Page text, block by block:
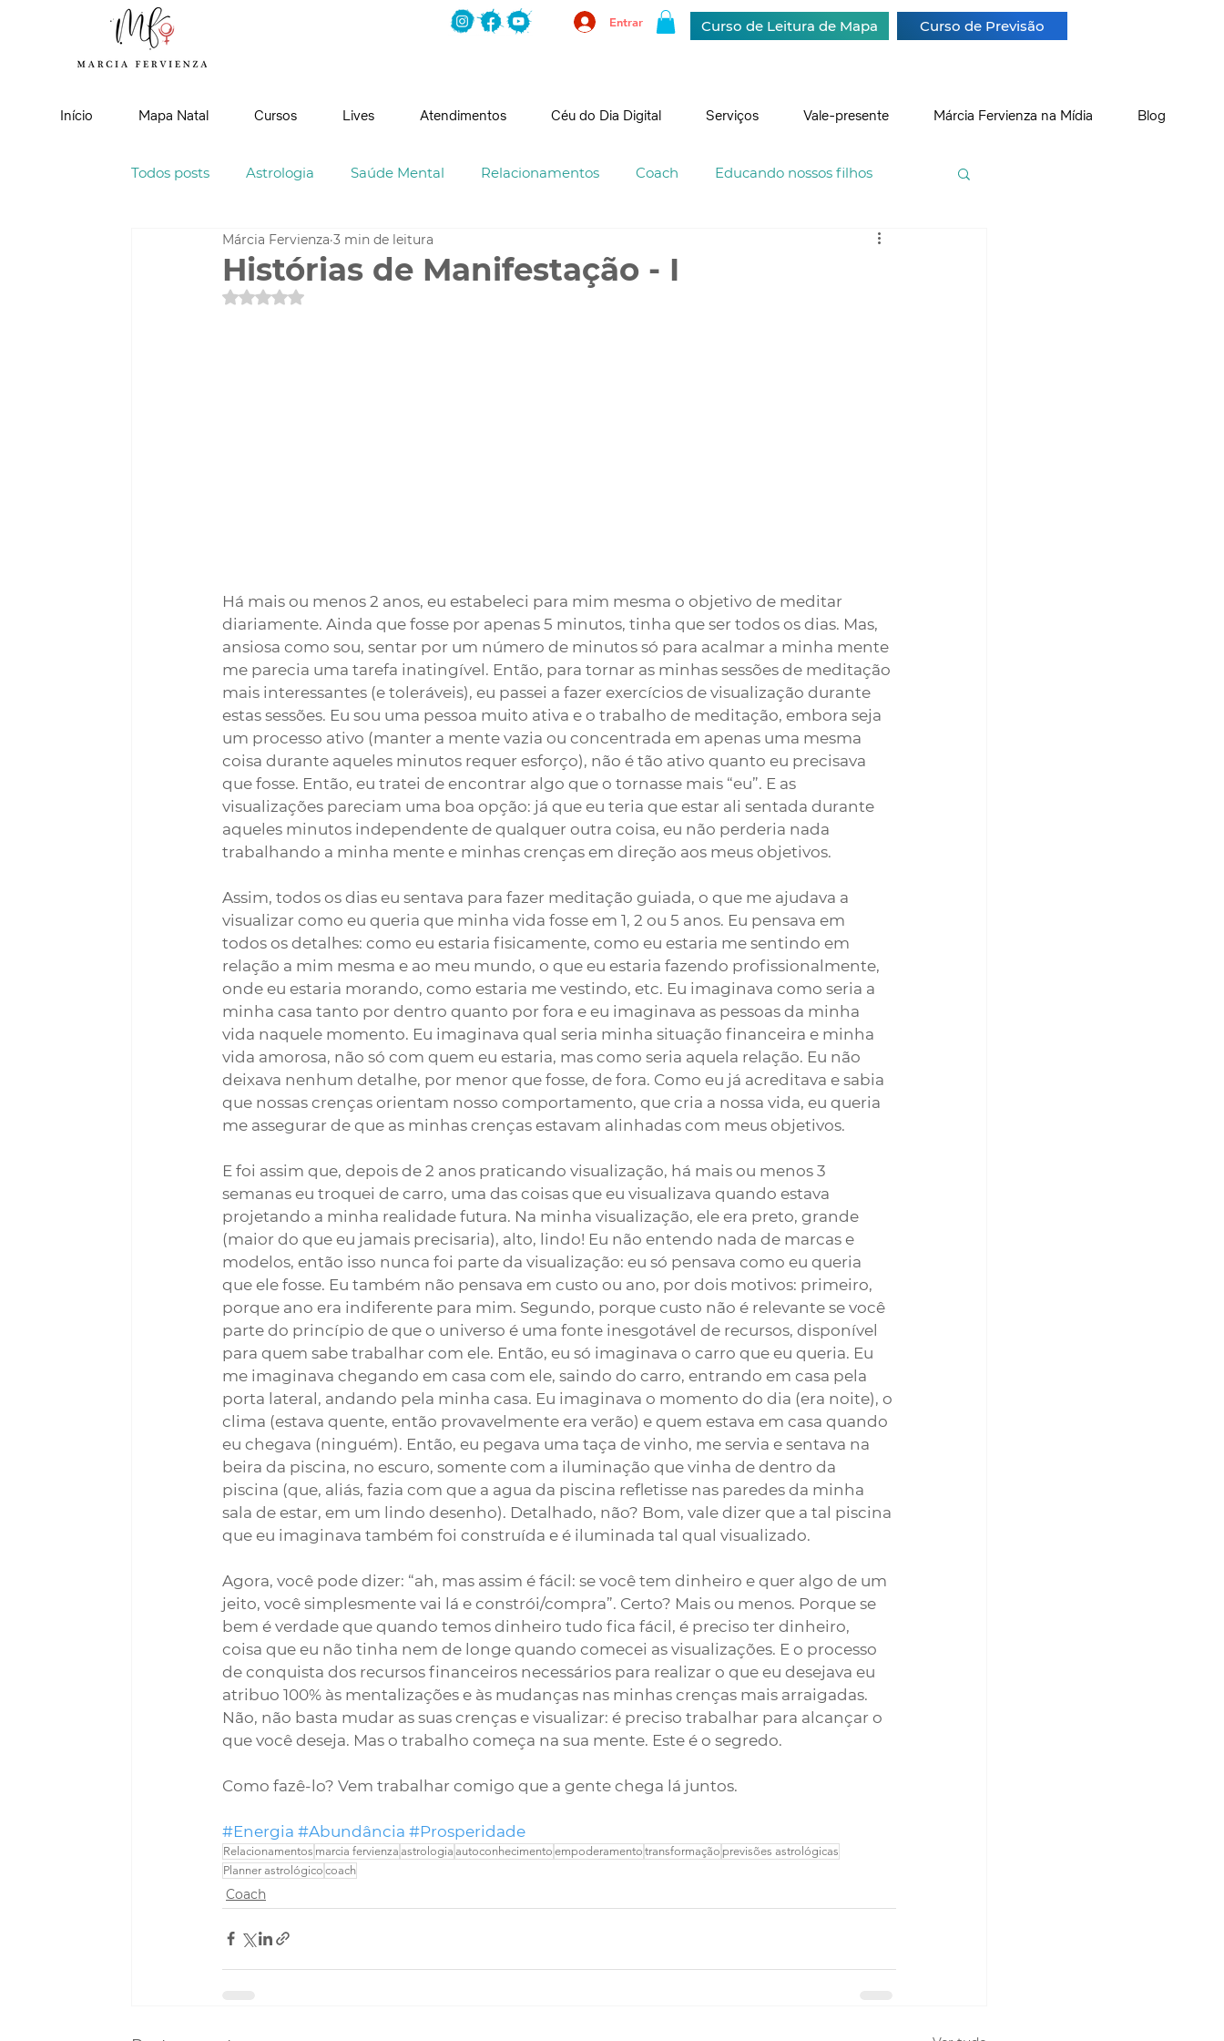
Entrar Curso de Leitura de Mapa Curso de Previsão
Início Mapa Natal Cursos Lives Atendimentos Céu do Dia Digital Serviços Vale-presente Márcia Fervienza na Mídia Blog
Todos posts Astrologia Saúde Mental Relacionamentos Coach Educando nossos filhos
Histórias de Manifestação - I
Márcia Fervienza 3 min de leitura
Avaliado com NaN de 5 estrelas.
Há mais ou menos 2 anos, eu estabeleci para mim mesma o objetivo de meditar
diariamente. Ainda que fosse por apenas 5 minutos, tinha que ser todos os dias. Mas,
ansiosa como sou, sentar por um número de minutos só para acalmar a minha mente
me parecia uma tarefa inatingível. Então, para tornar as minhas sessões de meditação
mais interessantes (e toleráveis), eu passei a fazer exercícios de visualização durante
estas sessões. Eu sou uma pessoa muito ativa e o trabalho de meditação, embora seja
um processo ativo (manter a mente vazia ou concentrada em apenas uma mesma
coisa durante aqueles minutos requer esforço), não é tão ativo quanto eu precisava
que fosse. Então, eu tratei de encontrar algo que o tornasse mais “eu”. E as
visualizações pareciam uma boa opção: já que eu teria que estar ali sentada durante
aqueles minutos independente de qualquer outra coisa, eu não perderia nada
trabalhando a minha mente e minhas crenças em direção aos meus objetivos.
Assim, todos os dias eu sentava para fazer meditação guiada, o que me ajudava a
visualizar como eu queria que minha vida fosse em 1, 2 ou 5 anos. Eu pensava em
todos os detalhes: como eu estaria fisicamente, como eu estaria me sentindo em
relação a mim mesma e ao meu mundo, o que eu estaria fazendo profissionalmente,
onde eu estaria morando, como estaria me vestindo, etc. Eu imaginava como seria a
minha casa tanto por dentro quanto por fora e eu imaginava as pessoas da minha
vida naquele momento. Eu imaginava qual seria minha situação financeira e minha
vida amorosa, não só com quem eu estaria, mas como seria aquela relação. Eu não
deixava nenhum detalhe, por menor que fosse, de fora. Como eu já acreditava e sabia
que nossas crenças orientam nosso comportamento, que cria a nossa vida, eu queria
me assegurar de que as minhas crenças estavam alinhadas com meus objetivos.
E foi assim que, depois de 2 anos praticando visualização, há mais ou menos 3
semanas eu troquei de carro, uma das coisas que eu visualizava quando estava
projetando a minha realidade futura. Na minha visualização, ele era preto, grande
(maior do que eu jamais precisaria), alto, lindo! Eu não entendo nada de marcas e
modelos, então isso nunca foi parte da visualização: eu só pensava como eu queria
que ele fosse. Eu também não pensava em custo ou ano, por dois motivos: primeiro,
porque ano era indiferente para mim. Segundo, porque custo não é relevante se você
parte do princípio de que o universo é uma fonte inesgotável de recursos, disponível
para quem sabe trabalhar com ele. Então, eu só imaginava o carro que eu queria. Eu
me imaginava chegando em casa com ele, saindo do carro, entrando em casa pela
porta lateral, andando pela minha casa. Eu imaginava o momento do dia (era noite), o
clima (estava quente, então provavelmente era verão) e quem estava em casa quando
eu chegava (ninguém). Então, eu pegava uma taça de vinho, me servia e sentava na
beira da piscina, no escuro, somente com a iluminação que vinha de dentro da
piscina (que, aliás, fazia com que a agua da piscina refletisse nas paredes da minha
sala de estar, em um lindo desenho). Detalhado, não? Bom, vale dizer que a tal piscina
que eu imaginava também foi construída e é iluminada tal qual visualizado.
Agora, você pode dizer: “ah, mas assim é fácil: se você tem dinheiro e quer algo de um
jeito, você simplesmente vai lá e constrói/compra”. Certo? Mais ou menos. Porque se
bem é verdade que quando temos dinheiro tudo fica fácil, é preciso ter dinheiro,
coisa que eu não tinha nem de longe quando comecei as visualizações. E o processo
de conquista dos recursos financeiros necessários para realizar o que eu desejava eu
atribuo 100% às mentalizações e às mudanças nas minhas crenças mais arraigadas.
Não, não basta mudar as suas crenças e visualizar: é preciso trabalhar para alcançar o
que você deseja. Mas o trabalho começa na sua mente. Este é o segredo.
Como fazê-lo? Vem trabalhar comigo que a gente chega lá juntos.
#Energia #Abundância #Prosperidade
Relacionamentos marcia fervienza astrologia autoconhecimento empoderamento transformação previsões astrológicas
Planner astrológico coach
Coach